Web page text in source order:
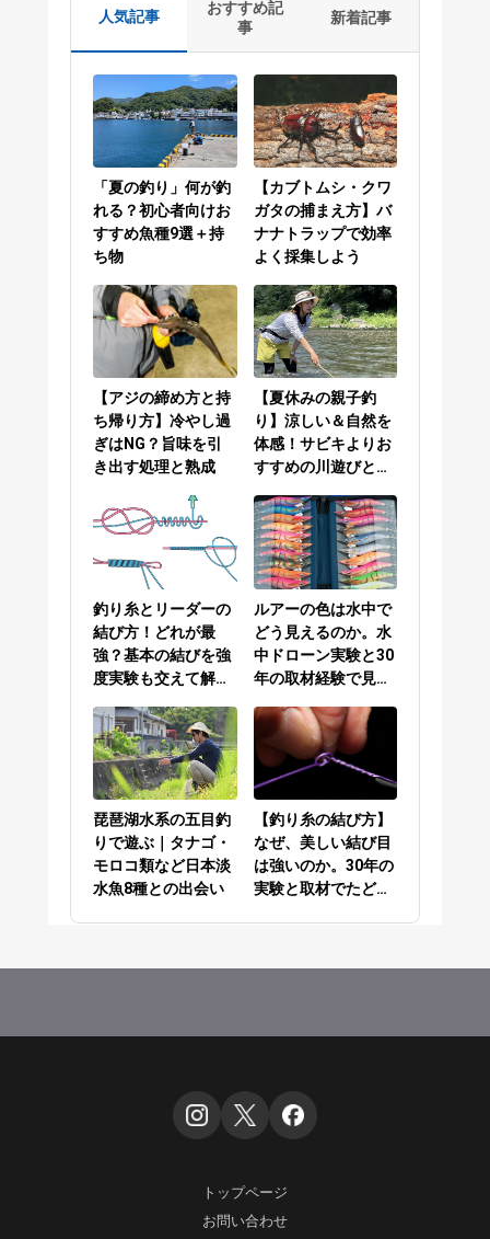
人気記事
おすすめ記
事
新着記事
「夏の釣り」何が釣
れる？初心者向けお
すすめ魚種9選＋持
ち物
【カブトムシ・クワ
ガタの捕まえ方】バ
ナナトラップで効率
よく採集しよう
【アジの締め方と持
ち帰り方】冷やし過
ぎはNG？旨味を引
き出す処理と熟成
【夏休みの親子釣
り】涼しい＆自然を
体感！サビキよりお
すすめの川遊びと
釣り糸とリーダーの
結び方！どれが最
強？基本の結びを強
度実験も交えて解説
ーの結び方編
ルアーの色は水中で
どう見えるのか。水
中ドローン実験と30
年の取材経験で見え
琵琶湖水系の五目釣
りで遊ぶ｜タナゴ・
モロコ類など日本淡
水魚8種との出会い
【釣り糸の結び方】
なぜ、美しい結び目
は強いのか。30年の
実験と取材でたどり
トップページ
お問い合わせ